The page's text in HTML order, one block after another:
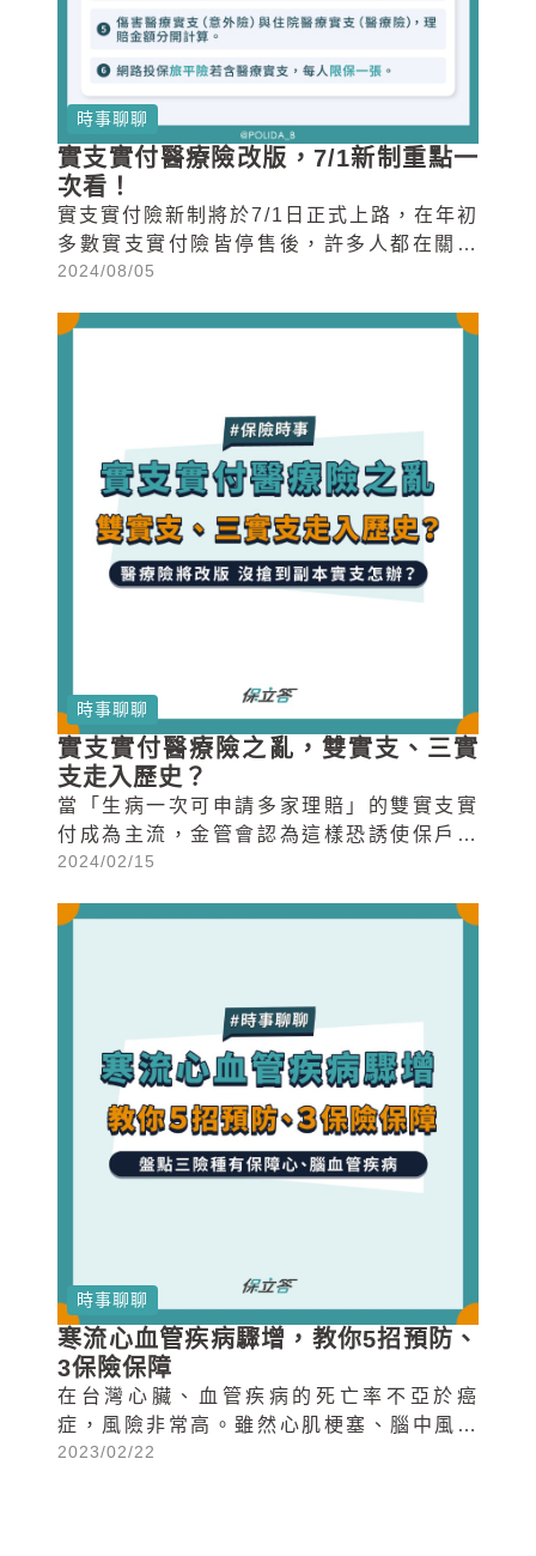
時事聊聊
實支實付醫療險改版，7/1新制重點一
次看！
實支實付險新制將於7/1日正式上路，在年初
多數實支實付險皆停售後，許多人都在關注
改版後的實支實付險將有哪些變化，今天保
險有哪些需要注意的變動。
2024/08/05
時事聊聊
實支實付醫療險之亂，雙實支、三實
支走入歷史？
當「生病一次可申請多家理賠」的雙實支實
付成為主流，金管會認為這樣恐誘使保戶靠
保險賺錢的現象，同時也避免保險公司虧損
2024年將針對實支實付醫療險進行改革，其
2024/02/15
時事聊聊
寒流心血管疾病驟增，教你5招預防、
3保險保障
在台灣心臟、血管疾病的死亡率不亞於癌
症，風險非常高。雖然心肌梗塞、腦中風等
疾病都是突然發生的，但仍有預防的方式，
2023/02/22